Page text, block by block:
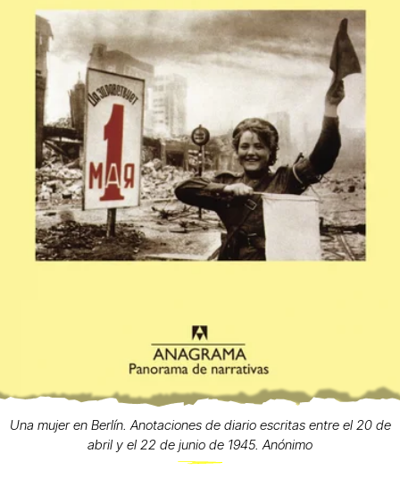
Una mujer en Berlín. Anotaciones de diario escritas entre el 20 de
abril y el 22 de junio de 1945. Anónimo